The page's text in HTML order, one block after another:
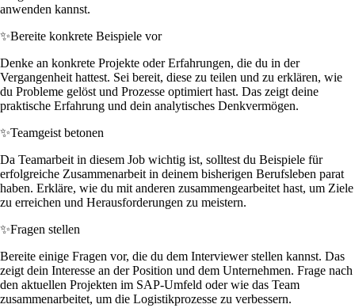
anwenden kannst.
✨Bereite konkrete Beispiele vor
Denke an konkrete Projekte oder Erfahrungen, die du in der
Vergangenheit hattest. Sei bereit, diese zu teilen und zu erklären, wie
du Probleme gelöst und Prozesse optimiert hast. Das zeigt deine
praktische Erfahrung und dein analytisches Denkvermögen.
✨Teamgeist betonen
Da Teamarbeit in diesem Job wichtig ist, solltest du Beispiele für
erfolgreiche Zusammenarbeit in deinem bisherigen Berufsleben parat
haben. Erkläre, wie du mit anderen zusammengearbeitet hast, um Ziele
zu erreichen und Herausforderungen zu meistern.
✨Fragen stellen
Bereite einige Fragen vor, die du dem Interviewer stellen kannst. Das
zeigt dein Interesse an der Position und dem Unternehmen. Frage nach
den aktuellen Projekten im SAP-Umfeld oder wie das Team
zusammenarbeitet, um die Logistikprozesse zu verbessern.